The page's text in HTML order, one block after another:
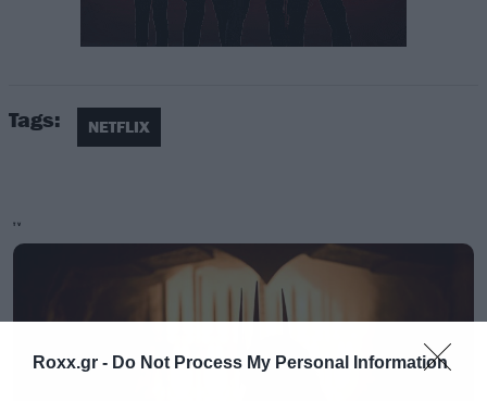
Roxx.gr - Do Not Process My Personal Information
Tags: NETFLIX
TV